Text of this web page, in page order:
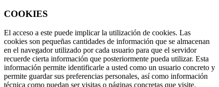
COOKIES
El acceso a este puede implicar la utilización de cookies. Las
cookies son pequeñas cantidades de información que se almacenan
en el navegador utilizado por cada usuario para que el servidor
recuerde cierta información que posteriormente pueda utilizar. Esta
información permite identificarle a usted como un usuario concreto y
permite guardar sus preferencias personales, así como información
técnica como puedan ser visitas o páginas concretas que visite.